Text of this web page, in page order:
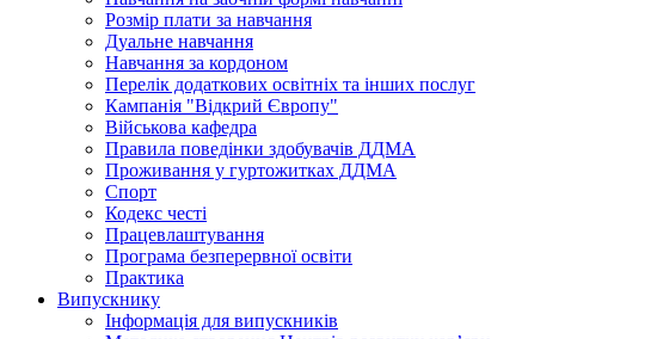
Розмір плати за навчання
Дуальне навчання
Навчання за кордоном
Перелік додаткових освітніх та інших послуг
Кампанія "Відкрий Європу"
Військова кафедра
Правила поведінки здобувачів ДДМА
Проживання у гуртожитках ДДМА
Спорт
Кодекс честі
Працевлаштування
Програма безперервної освіти
Практика
Випускнику
Інформація для випускників